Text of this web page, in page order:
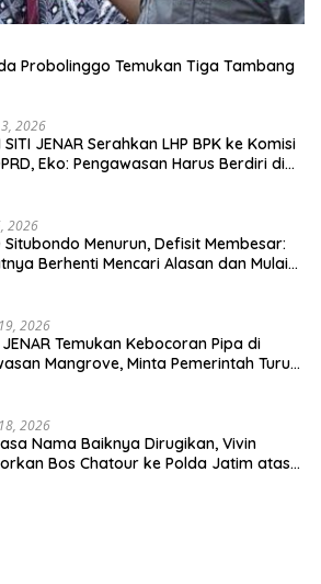
Probolinggo Temukan Tiga Tambang
2026
SITI JENAR Serahkan LHP BPK ke Komisi
Eko: Pengawasan Harus Berdiri di
2026
Situbondo Menurun, Defisit Membesar:
Berhenti Mencari Alasan dan Mulai
2026
JENAR Temukan Kebocoran Pipa di
Mangrove, Minta Pemerintah Turun
2026
Nama Baiknya Dirugikan, Vivin
Bos Chatour ke Polda Jatim atas